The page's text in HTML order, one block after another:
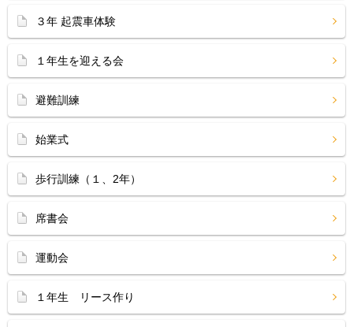
３年 起震車体験
１年生を迎える会
避難訓練
始業式
歩行訓練（１、2年）
席書会
運動会
１年生 リース作り